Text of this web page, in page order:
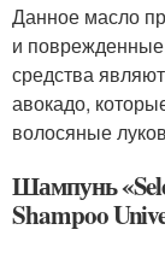
Данное масло
и
средства
авокадо,
волосяные
Шампунь
Shampoo